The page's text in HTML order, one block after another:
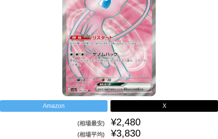
Amazon X
(相場最安) ¥2,480
(相場平均) ¥3,830